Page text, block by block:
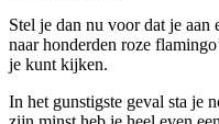
Stel je dan nu voor dat je aan
naar honderden roze
je kunt kijken.
In het gunstigste geval sta je